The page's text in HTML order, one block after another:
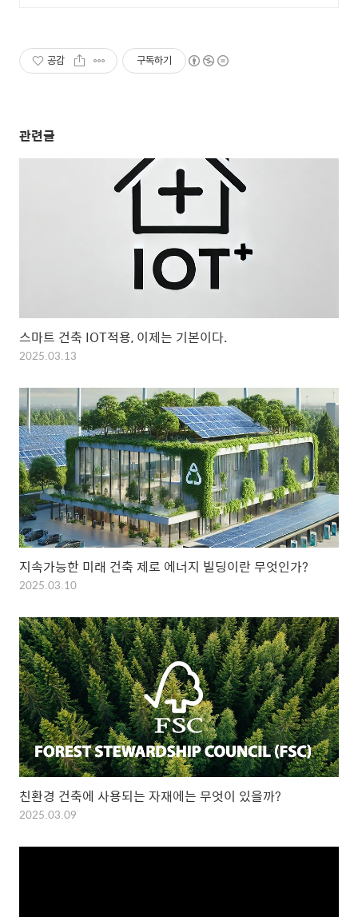
공감 구독하기
관련글
스마트 건축 IOT적용, 이제는 기본이다.
2025.03.13
지속가능한 미래 건축 제로 에너지 빌딩이란 무엇인가?
2025.03.10
친환경 건축에 사용되는 자재에는 무엇이 있을까?
2025.03.09